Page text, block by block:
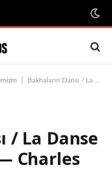
Bakhaların Dansı / La Danse des bacchantes — Charles Gleyre
/ La Danse
Charles